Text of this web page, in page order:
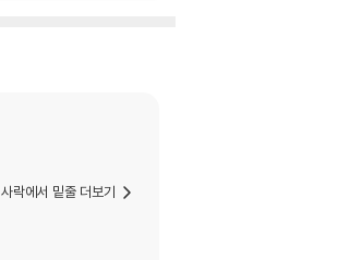
사락에서 밑줄 더보기